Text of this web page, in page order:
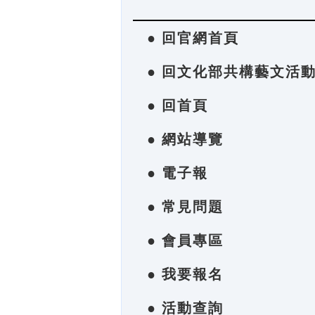
● 回官網首頁
● 回文化部共構藝文活
● 回首頁
● 網站導覽
● 電子報
● 常見問題
● 會員專區
● 我要報名
● 活動查詢